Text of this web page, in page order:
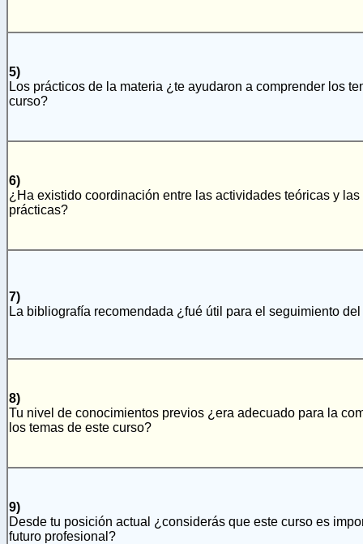
5)
Los prácticos de la materia ¿te ayudaron a comprender los
curso?
6)
¿Ha existido coordinación entre las actividades teóricas y
prácticas?
7)
La bibliografía recomendada ¿fué útil para el seguimiento
8)
Tu nivel de conocimientos previos ¿era adecuado para la
los temas de este curso?
9)
Desde tu posición actual ¿considerás que este curso es
futuro profesional?